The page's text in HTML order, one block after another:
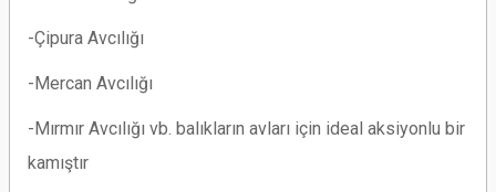
-Çipura Avcılığı
-Mercan Avcılığı
-Mırmır Avcılığı vb. balıkların avları için ideal aksiyonlu bir
kamıştır